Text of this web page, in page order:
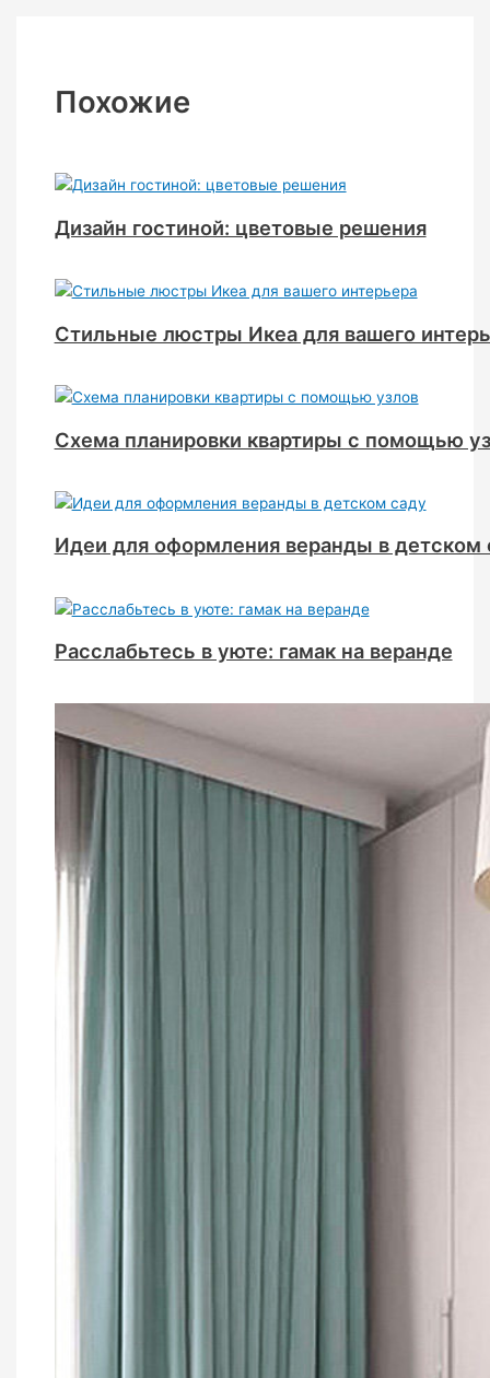
Похожие
Дизайн гостиной: цветовые решения
Стильные люстры Икеа для вашего
Схема планировки квартиры с помощью
Идеи для оформления веранды в детском
Расслабьтесь в уюте: гамак на веранде